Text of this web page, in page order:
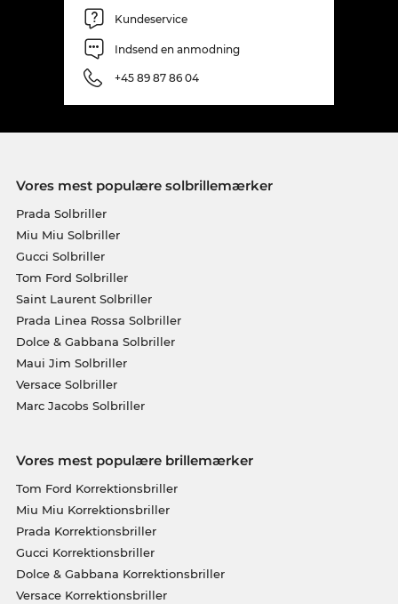
Kundeservice
Indsend en anmodning
+45 89 87 86 04
Vores mest populære solbrillemærker
Prada Solbriller
Miu Miu Solbriller
Gucci Solbriller
Tom Ford Solbriller
Saint Laurent Solbriller
Prada Linea Rossa Solbriller
Dolce & Gabbana Solbriller
Maui Jim Solbriller
Versace Solbriller
Marc Jacobs Solbriller
Vores mest populære brillemærker
Tom Ford Korrektionsbriller
Miu Miu Korrektionsbriller
Prada Korrektionsbriller
Gucci Korrektionsbriller
Dolce & Gabbana Korrektionsbriller
Versace Korrektionsbriller